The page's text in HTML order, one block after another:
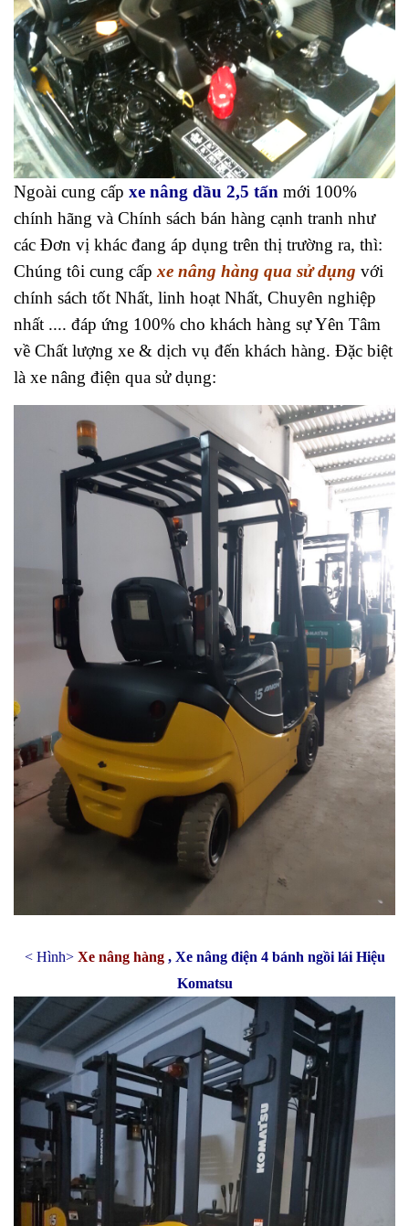
Ngoài cung cấp xe nâng dầu 2,5 tấn mới 100%
chính hãng và Chính sách bán hàng cạnh tranh như
các Đơn vị khác đang áp dụng trên thị trường ra, thì:
Chúng tôi cung cấpxe nâng hàng qua sử dụng với
chính sách tốt Nhất, linh hoạt Nhất, Chuyên nghiệp
nhất .... đáp ứng 100% cho khách hàng sự Yên Tâm
về Chất lượng xe & dịch vụ đến khách hàng. Đặc biệt
là xe nâng điện qua sử dụng:
< Hình> Xe nâng hàng , Xe nâng điện 4 bánh ngồi lái Hiệu
Komatsu